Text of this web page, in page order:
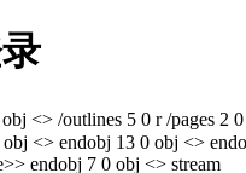
<> /outlines 5 0 r /pages 2
<> endobj 13 0 obj <>
endobj 7 0 obj <> stream